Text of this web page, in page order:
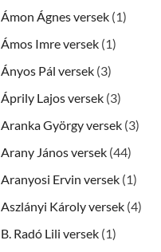
Ámon Ágnes versek (1)
Ámos Imre versek (1)
Ányos Pál versek (3)
Áprily Lajos versek (3)
Aranka György versek (3)
Arany János versek (44)
Aranyosi Ervin versek (1)
Aszlányi Károly versek (4)
B. Radó Lili versek (1)